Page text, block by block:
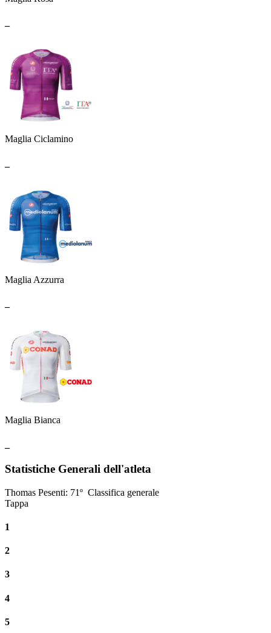
Maglia Ciclamino
Maglia Azzurra
Maglia Bianca
Statistiche Generali dell'atleta
Thomas Pesenti: 71º Classifica generale
Tappa
1
2
3
4
5